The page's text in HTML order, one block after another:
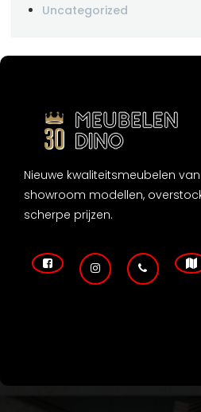
Uncategorized
Nieuwe kwaliteitsmeubelen
showroom modellen,
scherpe prijzen.